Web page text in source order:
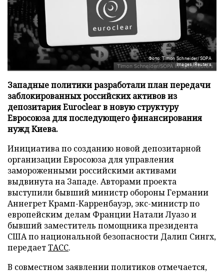
Фото: Timon Schneider/SOPA
Images/Reuters
Западные политики разработали план передачи
заблокированных российских активов из
депозитария Euroclear в новую структуру
Евросоюза для последующего финансирования
нужд Киева.
Инициатива по созданию новой депозитарной
организации Евросоюза для управления
замороженными российскими активами
выдвинута на Западе. Авторами проекта
выступили бывший министр обороны Германии
Аннегрет Крамп-Карренбауэр, экс-министр по
европейским делам Франции Натали Луазо и
бывший заместитель помощника президента
США по национальной безопасности Далип Сингх,
передаетТАСС.
В совместном заявлении политиков отмечается,